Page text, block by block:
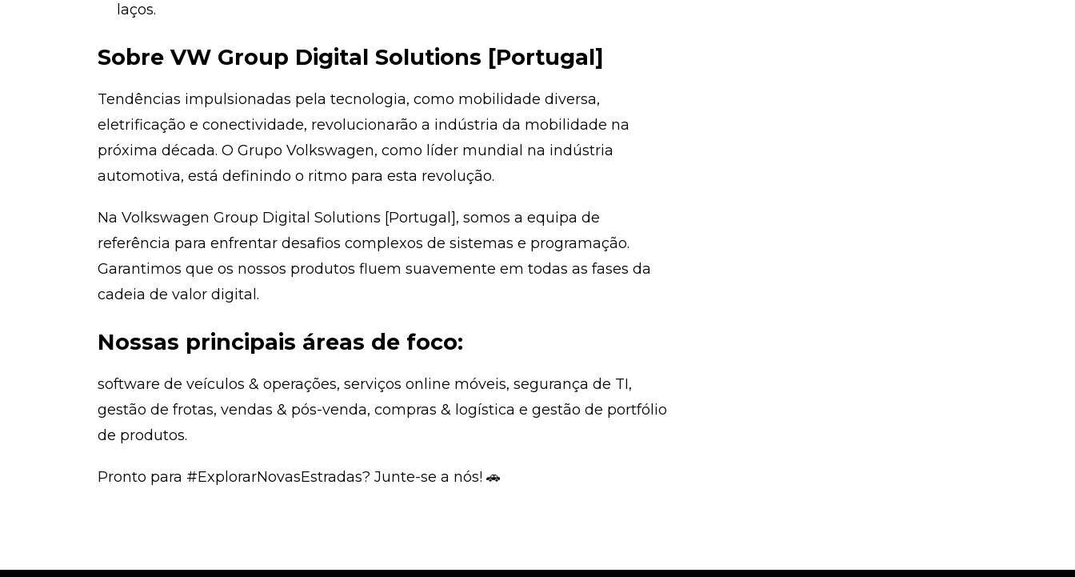
laços.
Sobre VW Group Digital Solutions [Portugal]
Tendências impulsionadas pela tecnologia, como mobilidade diversa,
eletrificação e conectividade, revolucionarão a indústria da mobilidade na
próxima década. O Grupo Volkswagen, como líder mundial na indústria
automotiva, está definindo o ritmo para esta revolução.
Na Volkswagen Group Digital Solutions [Portugal], somos a equipa de
referência para enfrentar desafios complexos de sistemas e programação.
Garantimos que os nossos produtos fluem suavemente em todas as fases da
cadeia de valor digital.
Nossas principais áreas de foco:
software de veículos & operações, serviços online móveis, segurança de TI,
gestão de frotas, vendas & pós-venda, compras & logística e gestão de portfólio
de produtos.
Pronto para #ExplorarNovasEstradas? Junte-se a nós! 🚗